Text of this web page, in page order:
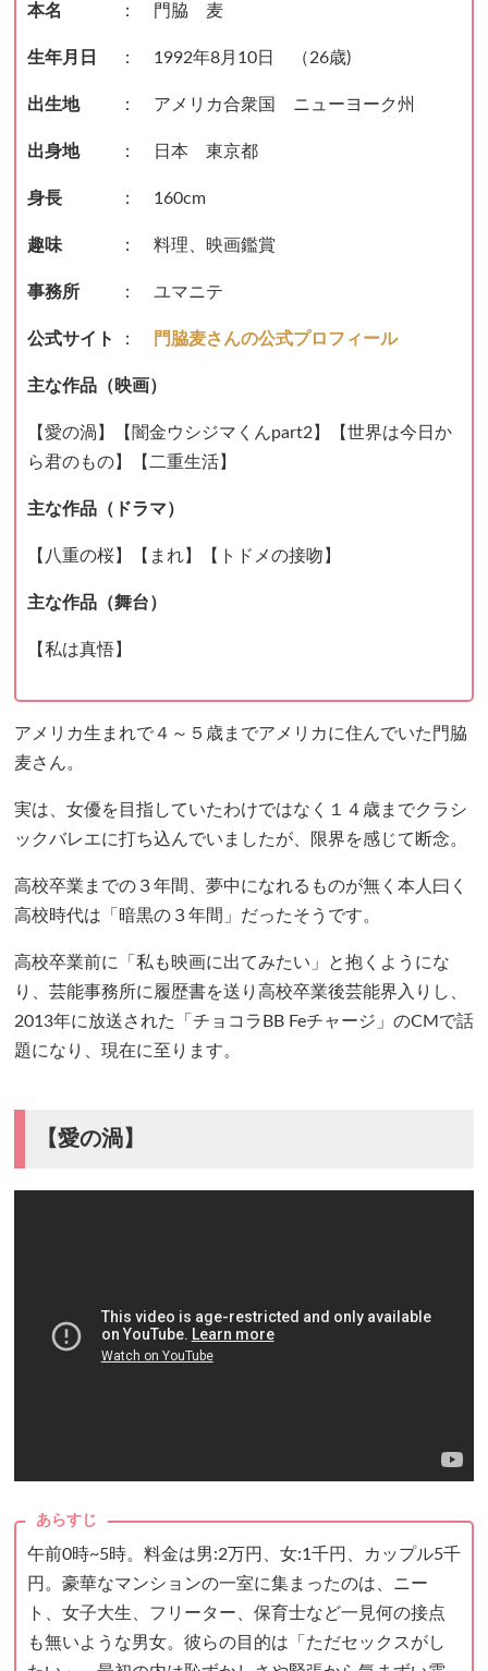
本名 ： 門脇 麦
生年月日 ： 1992年8月10日 （26歳)
出生地 ： アメリカ合衆国 ニューヨーク州
出身地 ： 日本 東京都
身長 ： 160cm
趣味 ： 料理、映画鑑賞
事務所 ： ユマニテ
公式サイト ： 門脇麦さんの公式プロフィール
主な作品（映画）
【愛の渦】【闇金ウシジマくんpart2】【世界は今日か
ら君のもの】【二重生活】
主な作品（ドラマ）
【八重の桜】【まれ】【トドメの接吻】
主な作品（舞台）
【私は真悟】
アメリカ生まれで４～５歳までアメリカに住んでいた門脇
麦さん。
実は、女優を目指していたわけではなく１４歳までクラシ
ックバレエに打ち込んでいましたが、限界を感じて断念。
高校卒業までの３年間、夢中になれるものが無く本人曰く
高校時代は「暗黒の３年間」だったそうです。
高校卒業前に「私も映画に出てみたい」と抱くようにな
り、芸能事務所に履歴書を送り高校卒業後芸能界入りし、
2013年に放送された「チョコラBB Feチャージ」のCMで話
題になり、現在に至ります。
【愛の渦】
あらすじ
午前0時~5時。料金は男:2万円、女:1千円、カップル5千
円。豪華なマンションの一室に集まったのは、ニー
ト、女子大生、フリーター、保育士など一見何の接点
も無いような男女。彼らの目的は「ただセックスがし